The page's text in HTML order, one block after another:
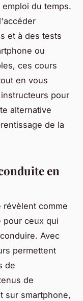
du temps.
et à des tests
ou
ces cours
en vous
pour
alternative
de la
en
révèlent comme
pour ceux qui
Avec
permettent
de
de
sur smartphone,